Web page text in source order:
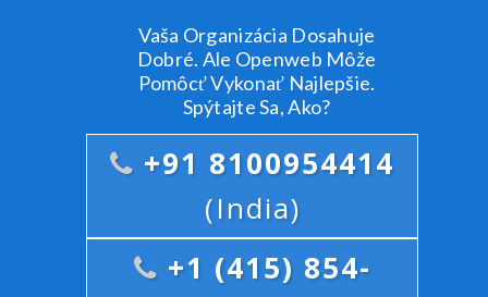
Vaša Organizácia Dosahuje
Dobré. Ale Openweb Môže
Pomôcť Vykonať Najlepšie.
Spýtajte Sa, Ako?
+91 8100954414
(India)
+1 (415) 854-